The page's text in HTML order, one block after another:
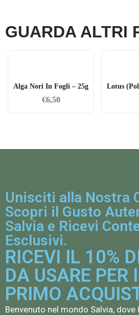
GUARDA ALTRI
Alga Nori In Fogli – 25g
€6,50
Lotus
Unisciti alla Nostra
Scopri il Gusto
Salvia e Ricevi
Esclusivi.
RICEVI IL 10%
DA USARE PER
PRIMO
Benvenuto nel mondo Salvia,